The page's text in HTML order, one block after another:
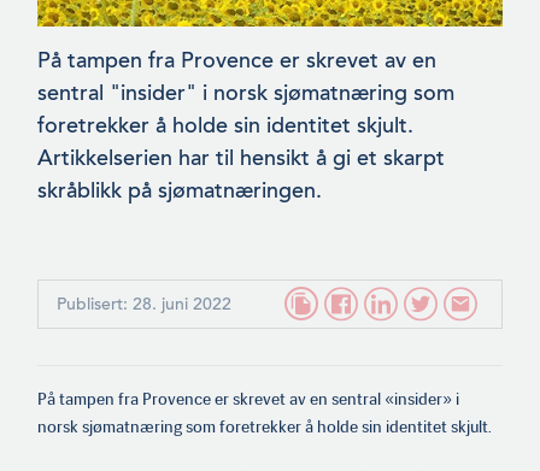
På tampen fra Provence er skrevet av en
sentral "insider" i norsk sjømatnæring som
foretrekker å holde sin identitet skjult.
Artikkelserien har til hensikt å gi et skarpt
skråblikk på sjømatnæringen.
Publisert: 28. juni 2022
På tampen fra Provence er skrevet av en sentral «insider» i
norsk sjømatnæring som foretrekker å holde sin identitet skjult.